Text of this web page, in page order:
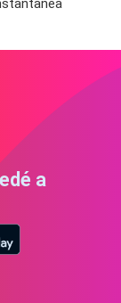
a